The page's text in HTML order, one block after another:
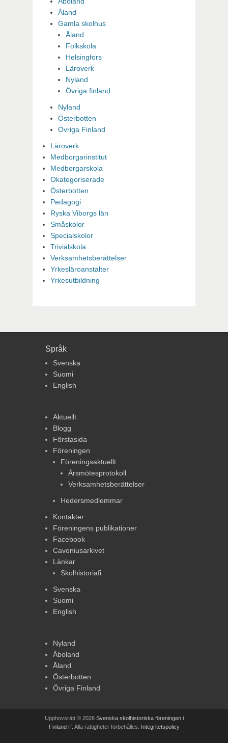
Åland
Gamla skolhus
Åland
Folkskola
Helsingfors
Läroverk
Nyland
Övriga finland
Nyland
Österbotten
Övriga Finland
Läroverk
Medborgarinstitut
Medborgarskola
Okategoriserade
Österbotten
Pedagogi
Ryska Viborgs län
Småskolor
Specialskolor
Trivialskola
Verksamhetsberättelser
Yrkesläroanstalter
Yrkesutbildning
Språk
Svenska
Suomi
English
Aktuellt
Blogg
Förstasida
Föreningen
Föreningsaktuellt
Årsmötesprotokoll
Verksamhetsberättelser
Hedersmedlemmar
Kontakter
Föreningens publikationer
Facebook
Cavoniusarkivet
Länkar
Skolhistoriafi
Svenska
Suomi
English
Nyland
Åboland
Åland
Österbotten
Övriga Finland
Upphovsrätt © 2026 Svenska skolhistoriska föreningen i
Finland rf. Alla rättigheter förbehålles. Integritetspolicy